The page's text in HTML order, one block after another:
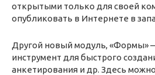
открытыми только для своей
опубликовать в Интернете в
Другой новый модуль, «Формы»
инструмент для быстрого
анкетирования и др. Здесь